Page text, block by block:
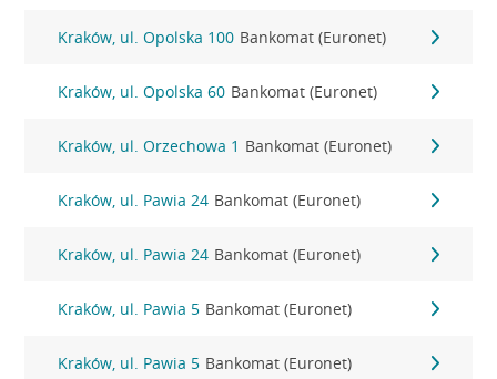
Kraków, ul. Opolska 100 Bankomat (Euronet)
Kraków, ul. Opolska 60 Bankomat (Euronet)
Kraków, ul. Orzechowa 1 Bankomat (Euronet)
Kraków, ul. Pawia 24 Bankomat (Euronet)
Kraków, ul. Pawia 24 Bankomat (Euronet)
Kraków, ul. Pawia 5 Bankomat (Euronet)
Kraków, ul. Pawia 5 Bankomat (Euronet)